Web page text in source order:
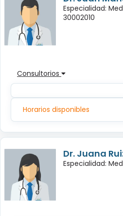
Especialidad:
30002010
Consultorios
Horarios disponibles
Dr. Juana
Especialidad: